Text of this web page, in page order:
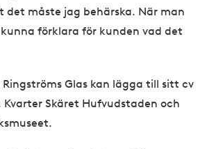
det måste jag behärska. När man
förklara för kunden vad det
Glas kan lägga till sitt cv
Kvarter Skäret Hufvudstaden och